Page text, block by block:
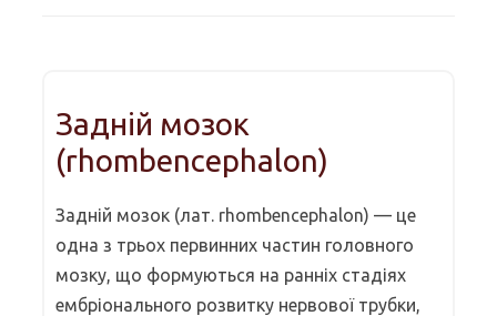
Задній мозок
(rhombencephalon)
Задній мозок (лат. rhombencephalon) — це
одна з трьох первинних частин головного
мозку, що формуються на ранніх стадіях
ембріонального розвитку нервової трубки,